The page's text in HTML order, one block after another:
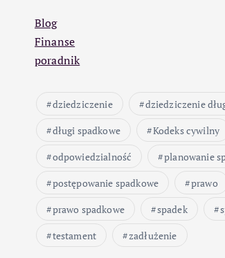
Blog
Finanse
poradnik
dziedziczenie dziedziczenie
długi spadkowe
Kodeks cywilny
odpowiedzialność
planowanie
postępowanie spadkowe
prawo
prawo spadkowe
spadek
testament
zadłużenie